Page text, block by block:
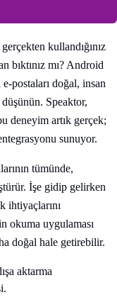
kullandığınız
bıktınız mı? Android
postaları doğal, insan
Speaktor,
deneyim artık gerçek;
sunuyor.
tümünde,
İşe gidip gelirken
ihtiyaçlarını
okuma uygulaması
doğal hale getirebilir.
aktarma